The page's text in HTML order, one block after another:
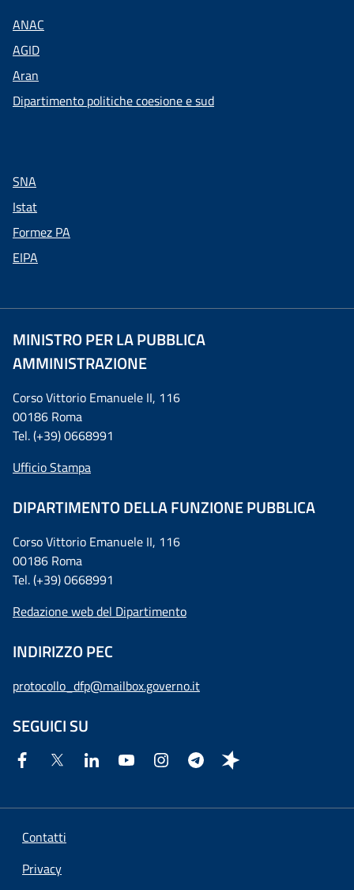
ANAC
AGID
Aran
Dipartimento politiche coesione e sud
SNA
Istat
Formez PA
EIPA
MINISTRO PER LA PUBBLICA
AMMINISTRAZIONE
Corso Vittorio Emanuele II, 116
00186 Roma
Tel. (+39) 0668991
Ufficio Stampa
DIPARTIMENTO DELLA FUNZIONE PUBBLICA
Corso Vittorio Emanuele II, 116
00186 Roma
Tel. (+39) 0668991
Redazione web del Dipartimento
INDIRIZZO PEC
protocollo_dfp@mailbox.governo.it
SEGUICI SU
Contatti
Privacy